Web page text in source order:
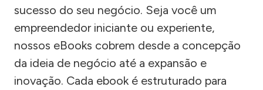
sucesso do seu negócio. Seja você um
empreendedor iniciante ou experiente,
nossos eBooks cobrem desde a concepção
da ideia de negócio até a expansão e
inovação. Cada ebook é estruturado para